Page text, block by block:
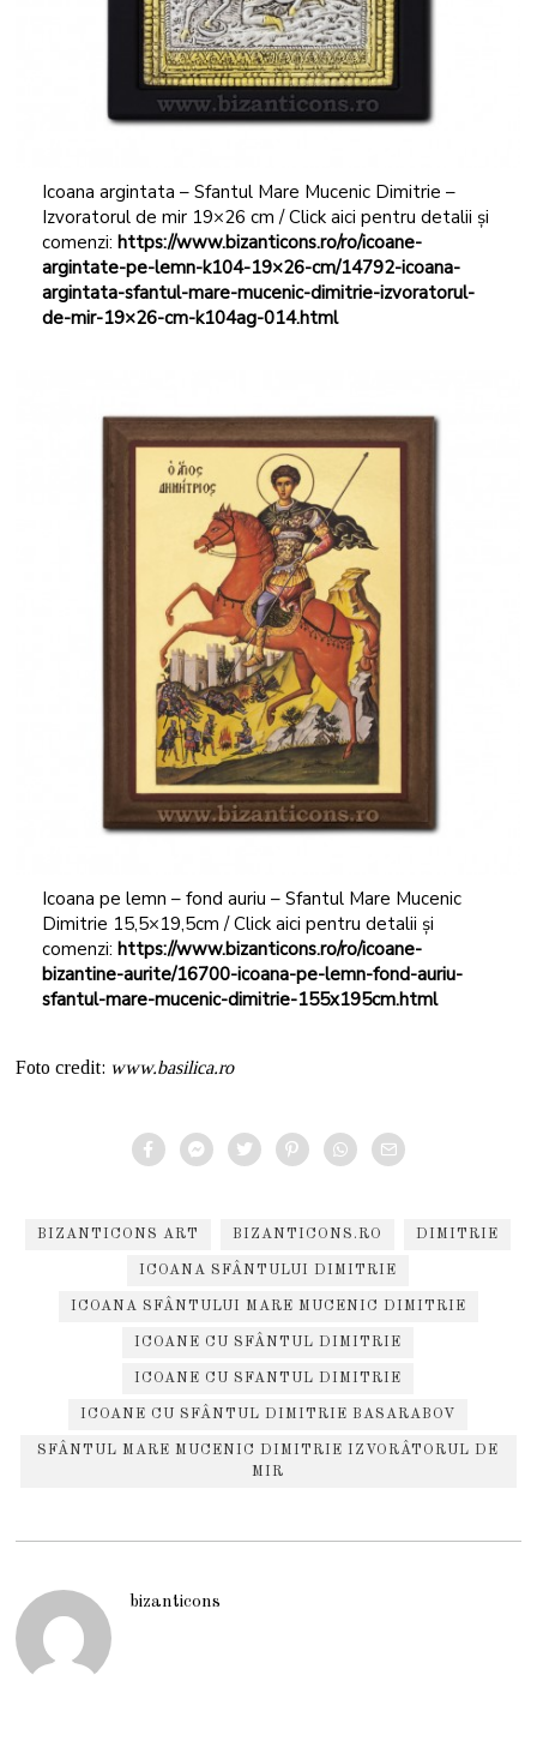
Icoana argintata – Sfantul Mare Mucenic Dimitrie –
Izvoratorul de mir 19×26 cm / Click aici pentru detalii și
comenzi: https://www.bizanticons.ro/ro/icoane-
argintate-pe-lemn-k104-19×26-cm/14792-icoana-
argintata-sfantul-mare-mucenic-dimitrie-izvoratorul-
de-mir-19×26-cm-k104ag-014.html
Icoana pe lemn – fond auriu – Sfantul Mare Mucenic
Dimitrie 15,5×19,5cm / Click aici pentru detalii și
comenzi: https://www.bizanticons.ro/ro/icoane-
bizantine-aurite/16700-icoana-pe-lemn-fond-auriu-
sfantul-mare-mucenic-dimitrie-155x195cm.html
Foto credit: www.basilica.ro
BIZANTICONS ART BIZANTICONS.RO DIMITRIE
ICOANA SFÂNTULUI DIMITRIE
ICOANA SFÂNTULUI MARE MUCENIC DIMITRIE
ICOANE CU SFÂNTUL DIMITRIE
ICOANE CU SFANTUL DIMITRIE
ICOANE CU SFÂNTUL DIMITRIE BASARABOV
SFÂNTUL MARE MUCENIC DIMITRIE IZVORÂTORUL DE
MIR
bizanticons